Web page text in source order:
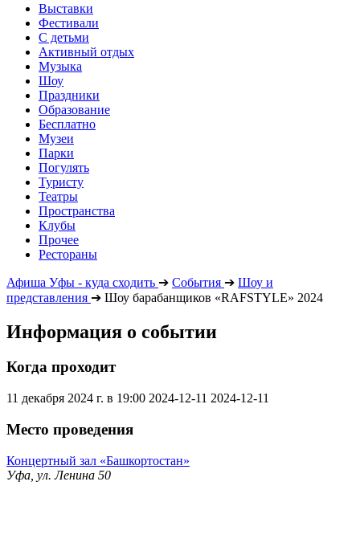
Выставки
Фестивали
С детьми
Активный отдых
Музыка
Шоу
Праздники
Образование
Бесплатно
Музеи
Парки
Погулять
Туристу
Театры
Пространства
Клубы
Прочее
Рестораны
Афиша Уфы - куда сходить ➔ События ➔ Шоу и
представления ➔ Шоу барабанщиков «RAFSTYLE» 2024
Информация о событии
Когда проходит
11 декабря 2024 г. в 19:00 2024-12-11 2024-12-11
Место проведения
Концертный зал «Башкортостан»
Уфа, ул. Ленина 50